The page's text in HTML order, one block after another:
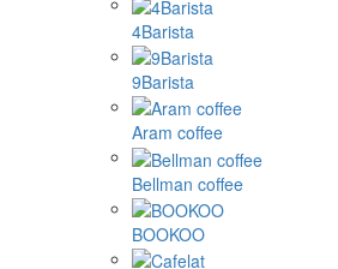
4Barista
9Barista
Aram coffee
Bellman coffee
BOOKOO